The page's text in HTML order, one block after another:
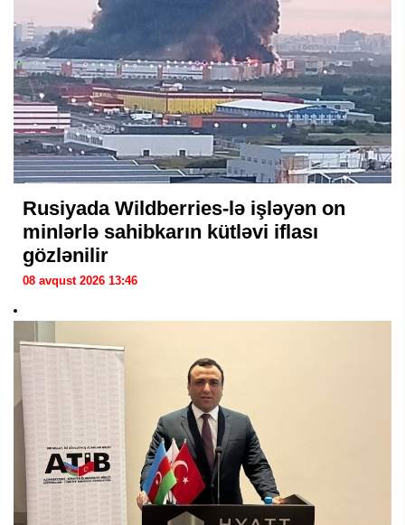
Rusiyada Wildberries-lə işləyən on
minlərlə sahibkarın kütləvi iflası
gözlənilir
08 avqust 2026 13:46